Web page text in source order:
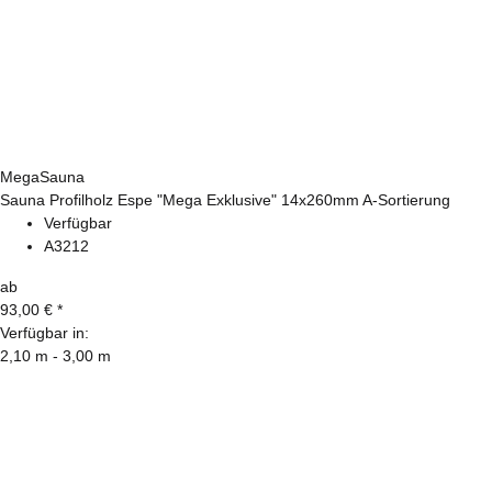
MegaSauna
Sauna Profilholz Espe "Mega Exklusive" 14x260mm A-Sortierung
Verfügbar
A3212
ab
93,00 € *
Verfügbar in:
2,10 m - 3,00 m